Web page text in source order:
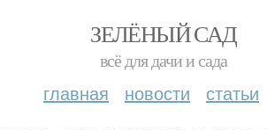
ЗЕЛЁНЫЙ САД
всё для дачи и сада
главная новости статьи